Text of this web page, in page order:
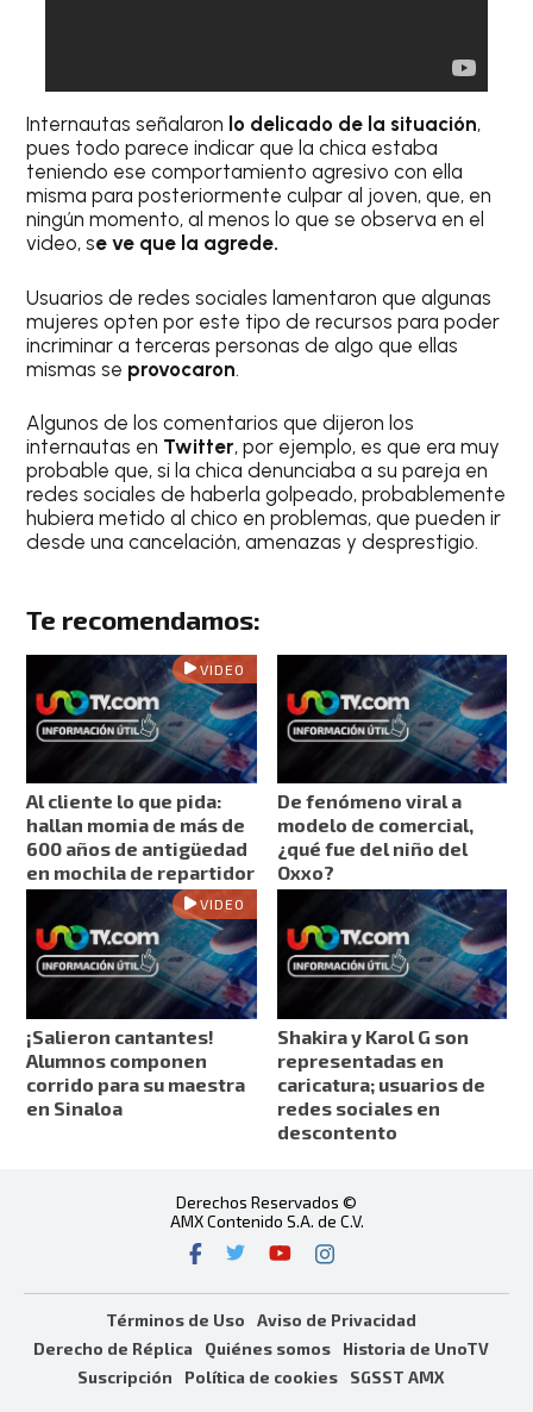
Internautas señalaron lo delicado de la situación,
pues todo parece indicar que la chica estaba
teniendo ese comportamiento agresivo con ella
misma para posteriormente culpar al joven, que, en
ningún momento, al menos lo que se observa en el
video, se ve que la agrede.
Usuarios de redes sociales lamentaron que algunas
mujeres opten por este tipo de recursos para poder
incriminar a terceras personas de algo que ellas
mismas se provocaron.
Algunos de los comentarios que dijeron los
internautas en Twitter, por ejemplo, es que era muy
probable que, si la chica denunciaba a su pareja en
redes sociales de haberla golpeado, probablemente
hubiera metido al chico en problemas, que pueden ir
desde una cancelación, amenazas y desprestigio.
Te recomendamos:
VIDEO
Al cliente lo que pida:
hallan momia de más de
600 años de antigüedad
en mochila de repartidor
De fenómeno viral a
modelo de comercial,
¿qué fue del niño del
Oxxo?
VIDEO
¡Salieron cantantes!
Alumnos componen
corrido para su maestra
en Sinaloa
Shakira y Karol G son
representadas en
caricatura; usuarios de
redes sociales en
descontento
Derechos Reservados ©
AMX Contenido S.A. de C.V.
Términos de Uso
Aviso de Privacidad
Derecho de Réplica
Quiénes somos
Historia de UnoTV
Suscripción
Política de cookies SGSST AMX